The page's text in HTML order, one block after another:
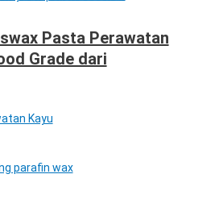
Pasta Perawatan
Grade dari
Kayu